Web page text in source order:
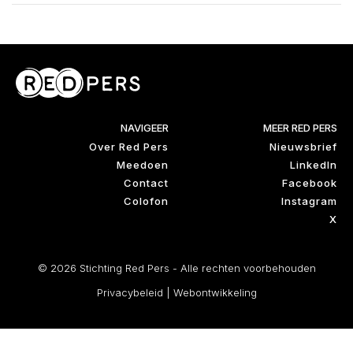
NAVIGEER
Over Red Pers
Meedoen
Contact
Colofon
MEER RED PERS
Nieuwsbrief
LinkedIn
Facebook
Instagram
X
© 2026 Stichting Red Pers - Alle rechten voorbehouden
Privacybeleid
Webontwikkeling